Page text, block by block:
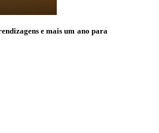
e mais um ano para